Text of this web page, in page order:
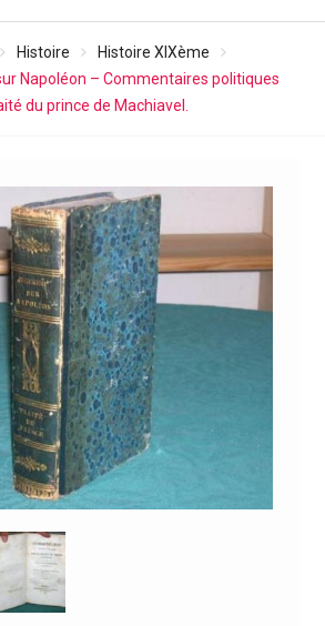
Histoire
Histoire XIXème
Napoléon – Commentaires politiques
du prince de Machiavel.